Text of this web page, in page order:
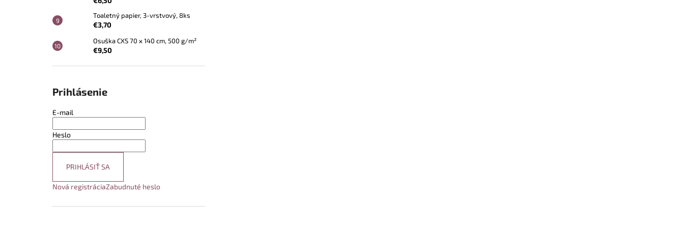
Toaletný papier, 3-vrstvový, 8ks
€3,70
Osuška CXS 70 x 140 cm, 500 g/m²
€9,50
Prihlásenie
E-mail
Heslo
PRIHLÁSIŤ SA
Nová registráciaZabudnuté heslo